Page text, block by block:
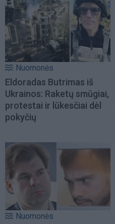
Nuomonės
Eldoradas Butrimas iš
Ukrainos: Raketų smūgiai,
protestai ir lūkesčiai dėl
pokyčių
Nuomonės